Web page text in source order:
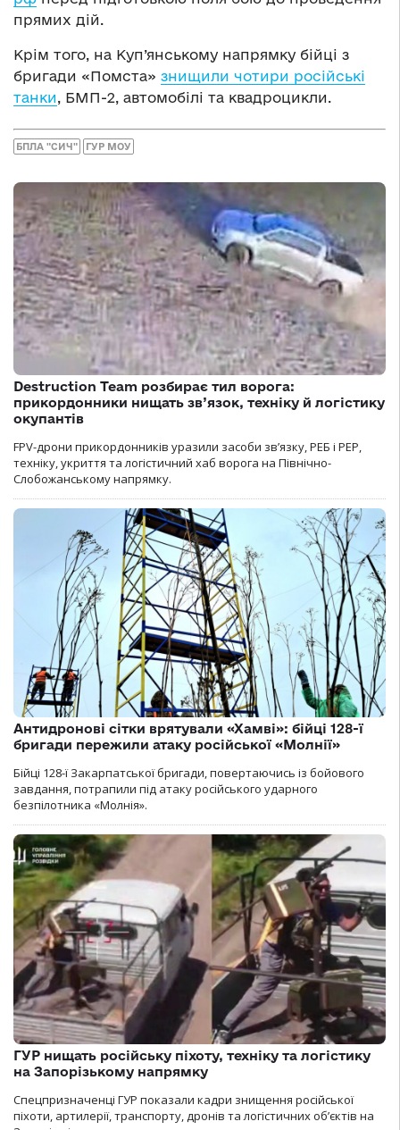
прямих дій.
Крім того, на Куп’янському напрямку бійці з
бригади «Помста» знищили чотири російські
танки
, БМП-2, автомобілі та квадроцикли.
БПЛА "СИЧ" ГУР МОУ
Destruction Team розбирає тил ворога:
прикордонники нищать зв’язок, техніку й логістику
окупантів
FPV-дрони прикордонників уразили засоби зв’язку, РЕБ і РЕР,
техніку, укриття та логістичний хаб ворога на Північно-
Слобожанському напрямку.
Антидронові сітки врятували «Хамві»: бійці 128-ї
бригади пережили атаку російської «Молнії»
Бійці 128-ї Закарпатської бригади, повертаючись із бойового
завдання, потрапили під атаку російського ударного
безпілотника «Молнія».
ГУР нищать російську піхоту, техніку та логістику
на Запорізькому напрямку
Спецпризначенці ГУР показали кадри знищення російської
піхоти, артилерії, транспорту, дронів та логістичних об’єктів на